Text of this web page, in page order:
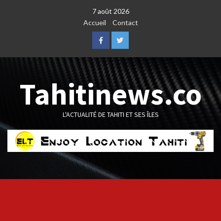
7 août 2026
Accueil
Contact
FacebookTwitter
Tahitinews.co
L'ACTUALITÉ DE TAHITI ET SES ÎLES